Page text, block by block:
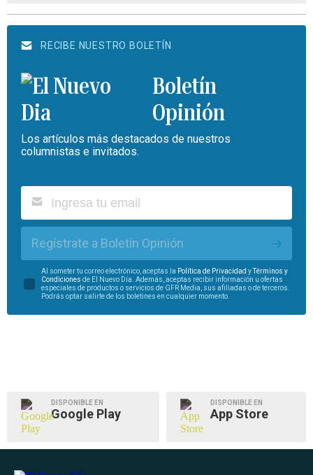
RECIBE NUESTRO BOLETÍN
Boletín
Opinión
Los artículos más destacados de nuestros
columnistas e invitados.
Regístrate a Boletín Opinión
Al someter tu correo electrónico, aceptas la Política de Privacidad yTérminos y
Condiciones de El Nuevo Día. Además, aceptas recibir información u ofertas
especiales de productos o servicios de GFR Media, sus afiliadas o de terceros.
Podrás optar salirte de los boletines en cualquier momento.
DISPONIBLE EN
Google Play
DISPONIBLE EN
App Store